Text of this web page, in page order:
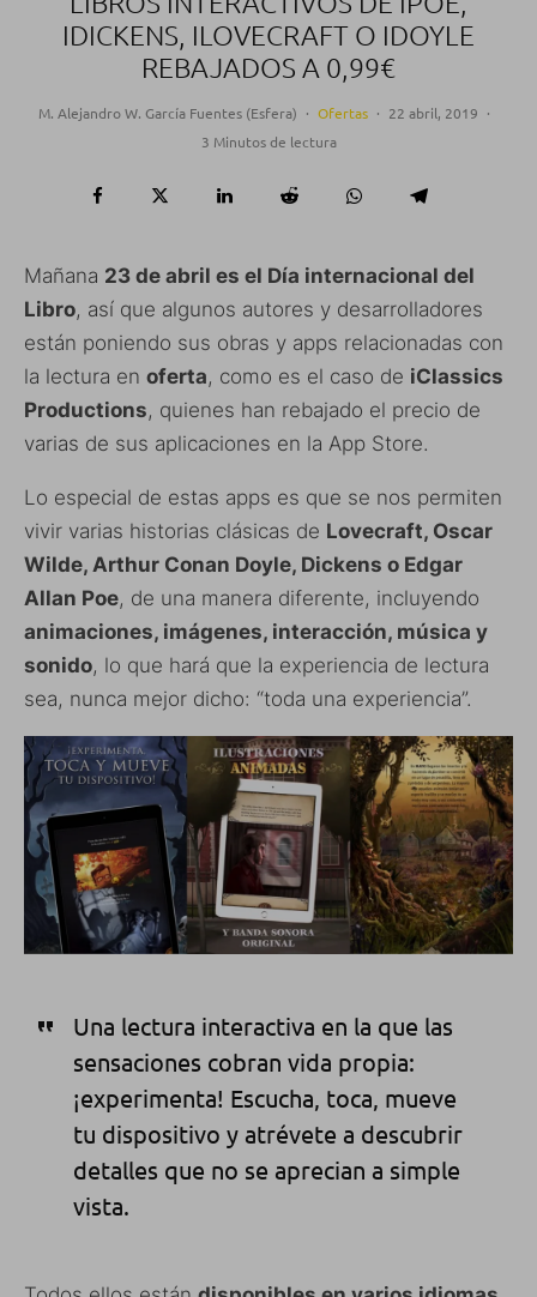
IDICKENS, ILOVECRAFT O IDOYLE
REBAJADOS A 0,99€
M. Alejandro W. García Fuentes (Esfera) · Ofertas · 22 abril, 2019 ·
3 Minutos de lectura
Mañana 23 de abril es el Día internacional del
Libro, así que algunos autores y desarrolladores
están poniendo sus obras y apps relacionadas con
la lectura en oferta, como es el caso de iClassics
Productions, quienes han rebajado el precio de
varias de sus aplicaciones en la App Store.
Lo especial de estas apps es que se nos permiten
vivir varias historias clásicas de Lovecraft, Oscar
Wilde, Arthur Conan Doyle, Dickens o Edgar
Allan Poe, de una manera diferente, incluyendo
animaciones, imágenes, interacción, música y
sonido, lo que hará que la experiencia de lectura
sea, nunca mejor dicho: “toda una experiencia”.
Una lectura interactiva en la que las
sensaciones cobran vida propia:
¡experimenta! Escucha, toca, mueve
tu dispositivo y atrévete a descubrir
detalles que no se aprecian a simple
vista.